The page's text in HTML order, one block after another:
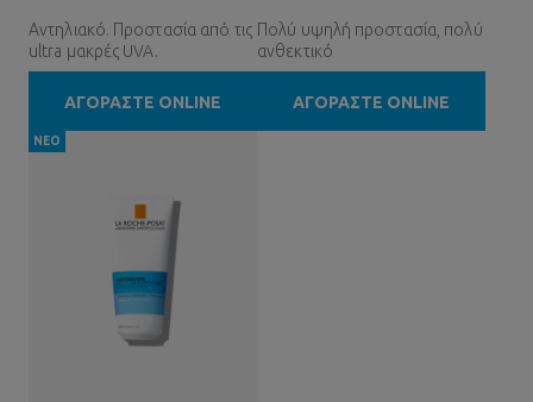
Αντηλιακό. Προστασία από τις
ultra μακρές UVA.
ΑΓΟΡΑΣΤΕ ONLINE
Πολύ υψηλή προστασία, πολύ
ανθεκτικό
ΑΓΟΡΑΣΤΕ ONLINE
ΝΕΟ